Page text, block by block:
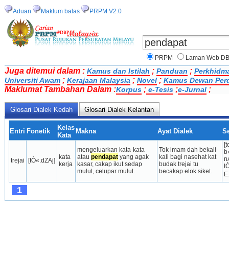
Aduan Maklum balas PRPM V2.0
PRPM Laman Web
Juga ditemui dalam : Kamus dan Istilah ; Panduan ;
Universiti Awam ; Kerajaan Malaysia ; Novel ; Kamus Dewan
Maklumat Tambahan Dalam :Korpus ; e-Tesis ;e-Jurnal ;
Glosari Dialek Kedah Glosari Dialek Kelantan
Entri Fonetik
Kelas
Kata
Makna Ayat Dialek
trejai [tÒ«.dZAj]
kata
kerja
mengeluarkan kata-kata
atau pendapat yang agak
kasar, cakap ikut sedap
mulut, celupar mulut.
Tok imam dah bekali-
kali bagi nasehat kat
budak trejai tu
becakap elok siket.
1